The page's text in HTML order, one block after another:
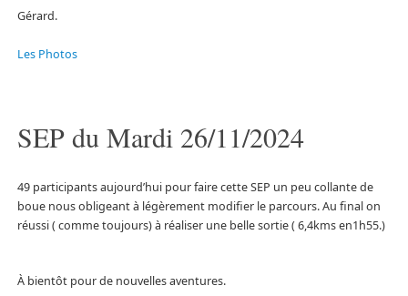
Gérard.
Les Photos
SEP du Mardi 26/11/2024
49 participants aujourd’hui pour faire cette SEP un peu collante de
boue nous obligeant à légèrement modifier le parcours. Au final on
réussi ( comme toujours) à réaliser une belle sortie ( 6,4kms en1h55.)
À bientôt pour de nouvelles aventures.